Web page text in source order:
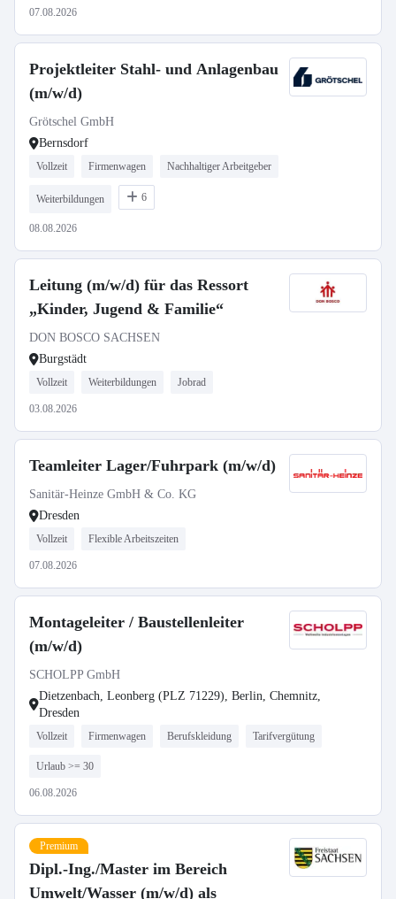
07.08.2026
Projektleiter Stahl- und Anlagenbau
(m/w/d)
Grötschel GmbH
Bernsdorf
Vollzeit Firmenwagen Nachhaltiger Arbeitgeber
Weiterbildungen 6
08.08.2026
Leitung (m/w/d) für das Ressort
„Kinder, Jugend & Familie“
DON BOSCO SACHSEN
Burgstädt
Vollzeit Weiterbildungen Jobrad
03.08.2026
Teamleiter Lager/Fuhrpark (m/w/d)
Sanitär-Heinze GmbH & Co. KG
Dresden
Vollzeit Flexible Arbeitszeiten
07.08.2026
Montageleiter / Baustellenleiter
(m/w/d)
SCHOLPP GmbH
Dietzenbach, Leonberg (PLZ 71229), Berlin, Chemnitz,
Dresden
Vollzeit Firmenwagen Berufskleidung Tarifvergütung
Urlaub >= 30
06.08.2026
Premium
Dipl.-Ing./Master im Bereich
Umwelt/Wasser (m/w/d) als